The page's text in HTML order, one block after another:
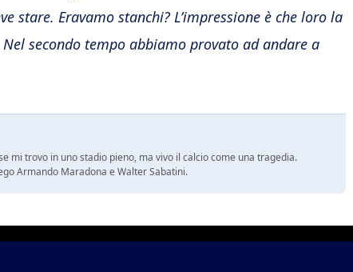
stare. Eravamo stanchi? L’impressione è che loro la
secondo tempo abbiamo provato ad andare a
mi trovo in uno stadio pieno, ma vivo il calcio come una tragedia.
Armando Maradona e Walter Sabatini.